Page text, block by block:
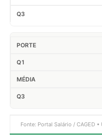
Fonte: Portal Salário / CAGED